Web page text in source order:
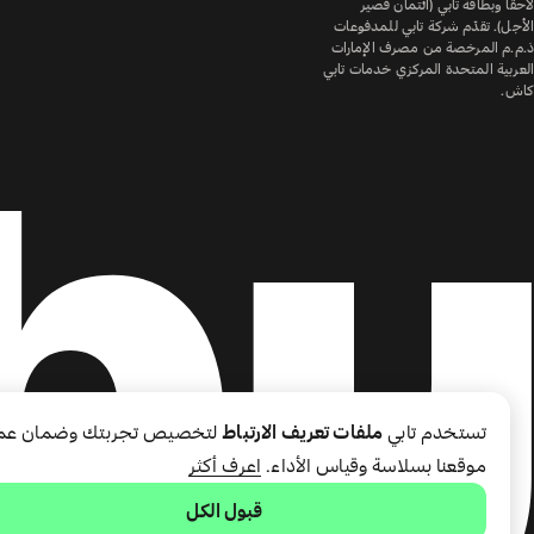
لاحقًا وبطاقة تابي (ائتمان قصير
الأجل). تقدّم شركة تابي للمدفوعات
ذ.م.م المرخصة من مصرف الإمارات
العربية المتحدة المركزي خدمات تابي
كاش.
تستخدم تابي ملفات تعريف الارتباطلتخصيص تجربتك وضمان
موقعنا بسلاسة وقياس الأداء. اعرف أكثر
قبول الكل